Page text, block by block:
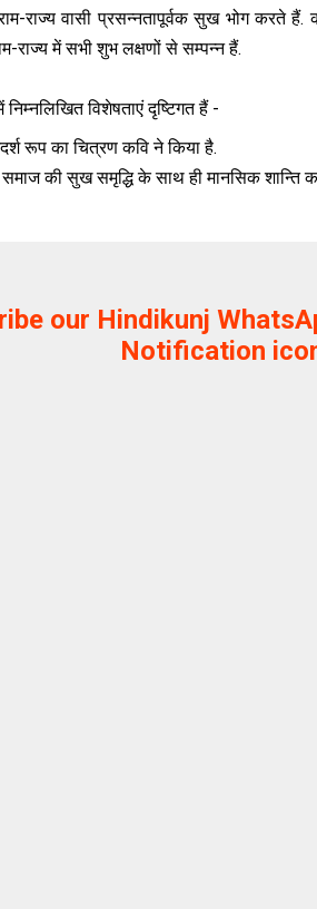
राज्य वासी प्रसन्नतापूर्वक सुख भोग करते
राज्य में सभी शुभ लक्षणों से सम्पन्न हैं.
निम्नलिखित विशेषताएं दृष्टिगत हैं -
रूप का चित्रण कवि ने किया है.
समाज की सुख समृद्धि के साथ ही मानसिक शान्ति
our Hindikunj
Notification